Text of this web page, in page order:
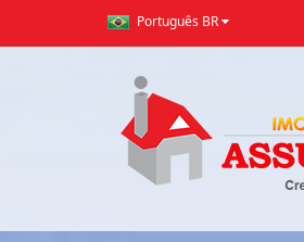
Português BR